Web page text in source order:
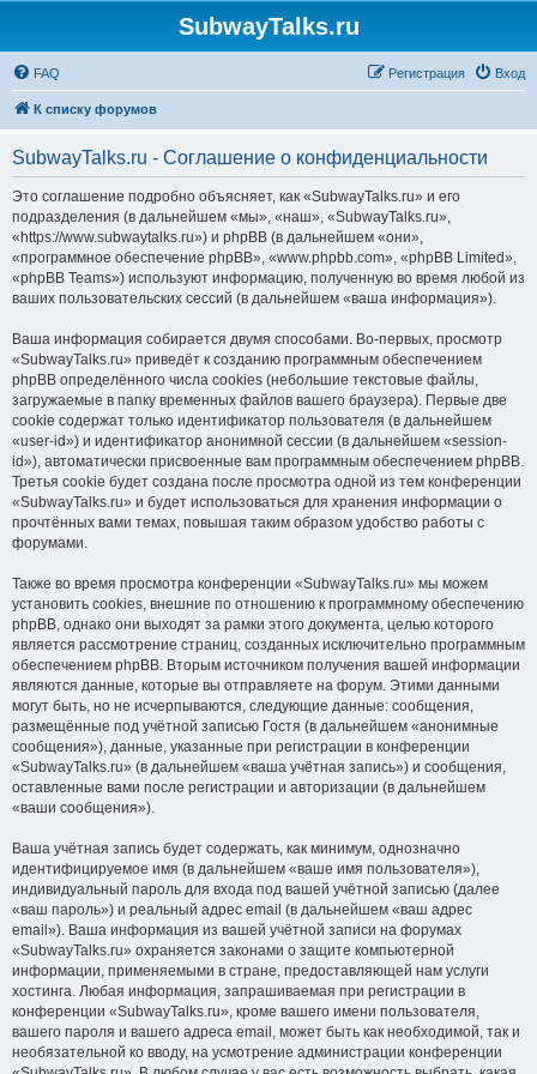
SubwayTalks.ru
FAQ Вход
Регистрация
К списку форумов
SubwayTalks.ru - Соглашение о конфиденциальности
Это соглашение подробно объясняет, как «SubwayTalks.ru» и его
подразделения (в дальнейшем «мы», «наш», «SubwayTalks.ru»,
«https://www.subwaytalks.ru») и phpBB (в дальнейшем «они»,
«программное обеспечение phpBB», «www.phpbb.com», «phpBB Limited»,
«phpBB Teams») используют информацию, полученную во время любой из
ваших пользовательских сессий (в дальнейшем «ваша информация»).
Ваша информация собирается двумя способами. Во-первых, просмотр
«SubwayTalks.ru» приведёт к созданию программным обеспечением
phpBB определённого числа cookies (небольшие текстовые файлы,
загружаемые в папку временных файлов вашего браузера). Первые две
cookie содержат только идентификатор пользователя (в дальнейшем
«user-id») и идентификатор анонимной сессии (в дальнейшем «session-
id»), автоматически присвоенные вам программным обеспечением phpBB.
Третья cookie будет создана после просмотра одной из тем конференции
«SubwayTalks.ru» и будет использоваться для хранения информации о
прочтённых вами темах, повышая таким образом удобство работы с
форумами.
Также во время просмотра конференции «SubwayTalks.ru» мы можем
установить cookies, внешние по отношению к программному обеспечению
phpBB, однако они выходят за рамки этого документа, целью которого
является рассмотрение страниц, созданных исключительно программным
обеспечением phpBB. Вторым источником получения вашей информации
являются данные, которые вы отправляете на форум. Этими данными
могут быть, но не исчерпываются, следующие данные: сообщения,
размещённые под учётной записью Гостя (в дальнейшем «анонимные
сообщения»), данные, указанные при регистрации в конференции
«SubwayTalks.ru» (в дальнейшем «ваша учётная запись») и сообщения,
оставленные вами после регистрации и авторизации (в дальнейшем
«ваши сообщения»).
Ваша учётная запись будет содержать, как минимум, однозначно
идентифицируемое имя (в дальнейшем «ваше имя пользователя»),
индивидуальный пароль для входа под вашей учётной записью (далее
«ваш пароль») и реальный адрес email (в дальнейшем «ваш адрес
email»). Ваша информация из вашей учётной записи на форумах
«SubwayTalks.ru» охраняется законами о защите компьютерной
информации, применяемыми в стране, предоставляющей нам услуги
хостинга. Любая информация, запрашиваемая при регистрации в
конференции «SubwayTalks.ru», кроме вашего имени пользователя,
вашего пароля и вашего адреса email, может быть как необходимой, так и
необязательной ко вводу, на усмотрение администрации конференции